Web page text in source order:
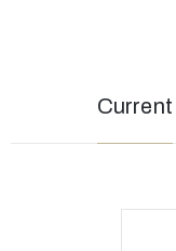
Current